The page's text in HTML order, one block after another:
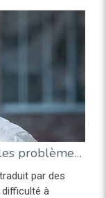
Bouche sèche : comment régler les problèmes de débit salivaire ?
par des
à